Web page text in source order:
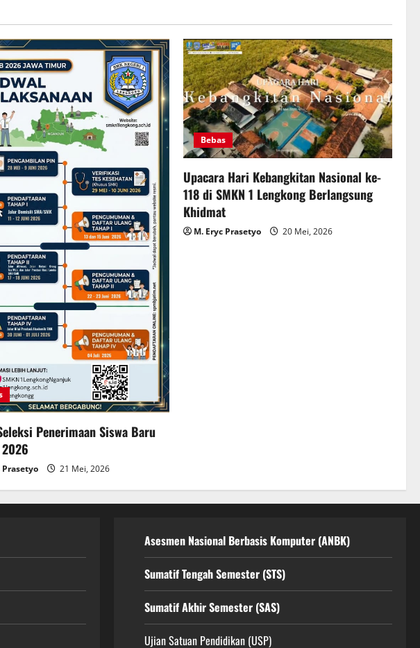
Penerimaan Siswa Baru
Prasetyo 21 Mei, 2026
Bebas
Upacara Hari Kebangkitan Nasional ke-
118 di SMKN 1 Lengkong Berlangsung
Khidmat
M. Eryc Prasetyo 20 Mei, 2026
Asesmen Nasional Berbasis Komputer (ANBK)
Sumatif Tengah Semester (STS)
Sumatif Akhir Semester (SAS)
Ujian Satuan Pendidikan (USP)